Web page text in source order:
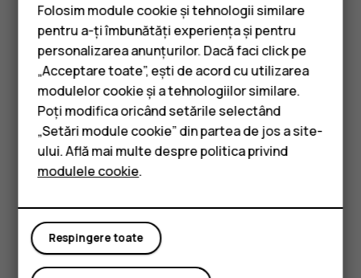
Smartphone-uri
Telefoane clasice
Accesorii
Tablete
Utilizați selectiv serviciile de localizare: Dezactivați
serviciile de localizare când nu aveți nevoie de ele.
Securitate și locație Locație
dezactivați
Utilizați locația
Utilizați conexiunile la rețea în mod selectiv: activați
Bluetooth doar când e nevoie. Conectați-vă la
internet prin Wi-Fi, nu prin conexiunea de date
mobilă. Dezactivați pe telefon scanarea după rețele
internet>Wi-Fiși dezactivațiWi-Fi. Dacă ascultați
muzică sau utilizați o altă funcție a telefonului, dar
nu doriți să recepționați sau să efectuați apeluri,
activați modul Avion. Atingeți
Folosim module cookie și tehnologii similare
pentru a-ți îmbunătăți experiența și pentru
personalizarea anunțurilor. Dacă faci click pe
„Acceptare toate”, ești de acord cu utilizarea
modulelor cookie și a tehnologiilor similare.
Poți modifica oricând setările selectând
„Setări module cookie” din partea de jos a site-
ului. Află mai multe despre politica privind
modulele cookie.
Respingere toate